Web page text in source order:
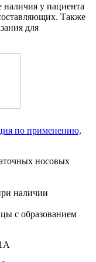
наличия у пациента
Также
для
по применению,
носовых
наличии
с образованием